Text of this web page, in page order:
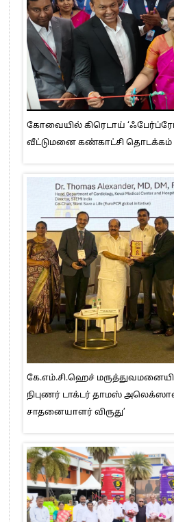
கோவையில் கிரெடாய்
வீட்டுமனை கண்காட்சி தொடக்கம்
கே.எம்.சி.ஹெச்
நிபுணர் டாக்டர் தாமஸ்
சாதனையாளர் விருது’